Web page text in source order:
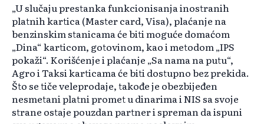
„U slučaju prestanka funkcionisanja inostranih
platnih kartica (Master card, Visa), plaćanje na
benzinskim stanicama će biti moguće domaćom
„Dina“ karticom, gotovinom, kao i metodom „IPS
pokaži“. Korišćenje i plaćanje „Sa nama na putu“,
Agro i Taksi karticama će biti dostupno bez prekida.
Što se tiče veleprodaje, takođe je obezbijeđen
nesmetani platni promet u dinarima i NIS sa svoje
strane ostaje pouzdan partner i spreman da ispuni